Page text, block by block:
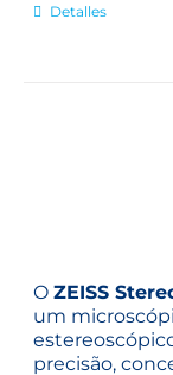
Detalles
OZEISS
um
precisão,